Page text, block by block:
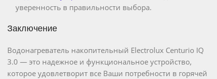
уверенность в правильности выбора.
Заключение
Водонагреватель накопительный Electrolux Centurio IQ
3.0 — это надежное и функциональное устройство,
которое удовлетворит все Ваши потребности в горячей